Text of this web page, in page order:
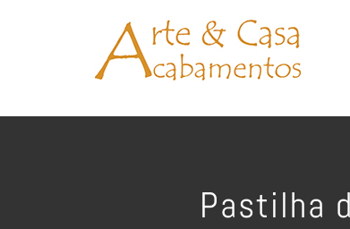
Pastilha